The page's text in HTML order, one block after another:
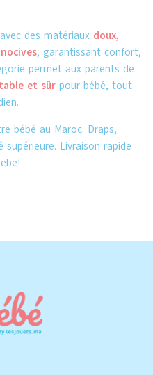
des matériaux doux,
, garantissant confort,
permet aux parents de
et sûr pour bébé, tout
bébé au Maroc. Draps,
Livraison rapide